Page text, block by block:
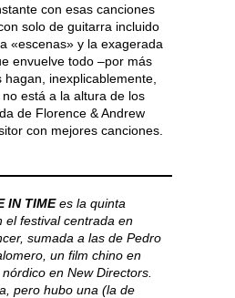
con esas canciones
solo de guitarra incluido
«escenas» y la exagerada
envuelve todo –por más
inexplicablemente,
está a la altura de los
de Florence & Andrew
con mejores canciones.
IN TIMEes la quinta
el festival centrada en
sumada a las de Pedro
un film chino en
en New Directors.
pero hubo una (la de